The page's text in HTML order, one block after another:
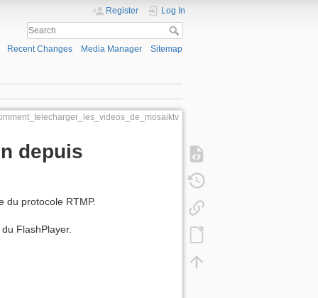
Register Log In
Recent Changes Media Manager Sitemap
depuis
du protocole RTMP.
FlashPlayer.